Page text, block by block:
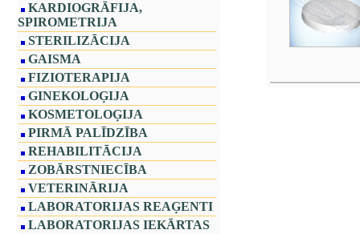
KARDIOGRĀFIJA,
SPIROMETRIJA
STERILIZĀCIJA
GAISMA
FIZIOTERAPIJA
GINEKOLOĢIJA
KOSMETOLOĢIJA
PIRMĀ PALĪDZĪBA
REHABILITĀCIJA
ZOBĀRSTNIECĪBA
VETERINĀRIJA
LABORATORIJAS REAĢENTI
LABORATORIJAS IEKĀRTAS